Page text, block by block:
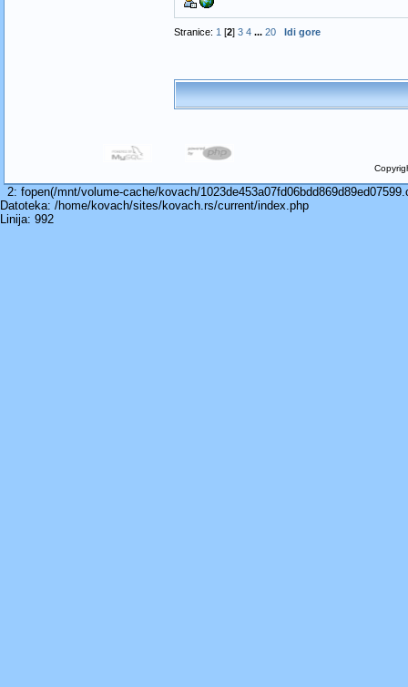
Stranice: 1 [2] 3 4 ... 20 Idi gore
2: fopen(/mnt/volume-cache/kovach/
Datoteka: /home/kovach/sites/kovach.rs/current/index.php
Linija: 992